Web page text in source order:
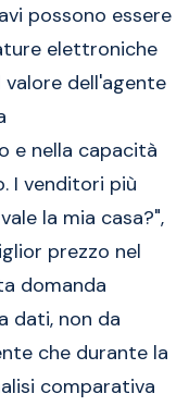
possono essere
elettroniche
valore dell'agente
e nella capacità
I venditori più
la mia casa?",
prezzo nel
domanda
dati, non da
che durante la
comparativa